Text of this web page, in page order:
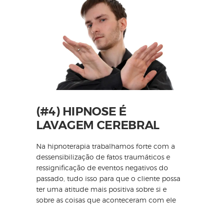
(#4) HIPNOSE É
LAVAGEM CEREBRAL
Na hipnoterapia trabalhamos forte com a
dessensibilização de fatos traumáticos e
ressignificação de eventos negativos do
passado, tudo isso para que o cliente possa
ter uma atitude mais positiva sobre si e
sobre as coisas que aconteceram com ele